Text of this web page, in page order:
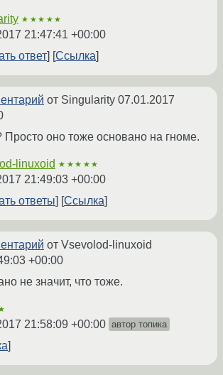
★★★★★
21:47:41 +00:00
ответ
Ссылка
от Singularity 07.01.2017
Просто оно тоже основано на гноме.
linuxoid ★★★★★
21:49:03 +00:00
ответы
Ссылка
от Vsevolod-linuxoid
+00:00
не значит, что тоже.
21:58:09 +00:00 автор топика